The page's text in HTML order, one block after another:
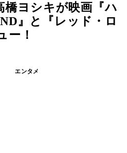
橋ヨシキが映画『ハ
』と『レッド・ロ
ー！
エンタメ